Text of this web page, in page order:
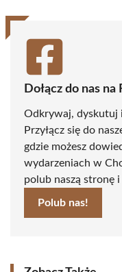
Dołącz do nas na
Odkrywaj, dyskutuj
Przyłącz się do
gdzie możesz
wydarzeniach w
polub naszą stronę
Polub nas!